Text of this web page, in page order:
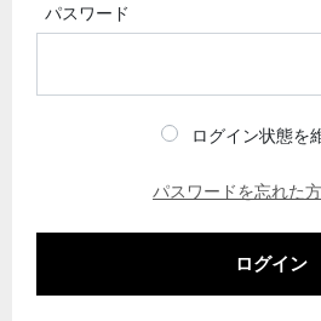
パスワード
ログイン状態を
パスワードを忘れた
ログイン